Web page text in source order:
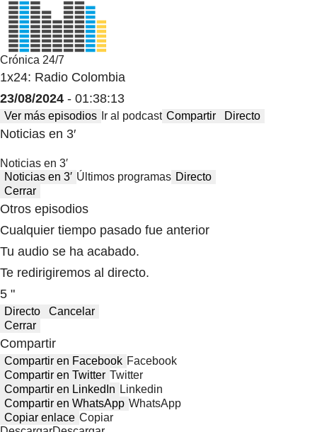
Crónica 24/7
1x24: Radio Colombia
23/08/2024 - 01:38:13
Ver más episodios Ir al podcast Compartir Directo
Noticias en 3′
Noticias en 3′
Noticias en 3′ Últimos programas Directo
Cerrar
Otros episodios
Cualquier tiempo pasado fue anterior
Tu audio se ha acabado.
Te redirigiremos al directo.
5 "
Directo
Cancelar
Cerrar
Compartir
Compartir en Facebook Facebook
Compartir en Twitter Twitter
Compartir en LinkedIn Linkedin
Compartir en WhatsApp WhatsApp
Copiar enlace Copiar